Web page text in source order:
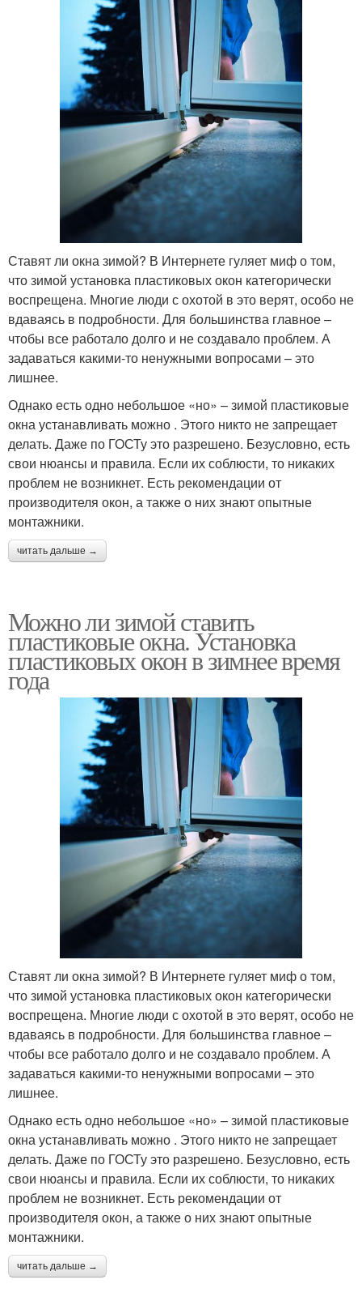
Ставят ли окна зимой? В Интернете гуляет миф о том,
что зимой установка пластиковых окон категорически
воспрещена. Многие люди с охотой в это верят, особо не
вдаваясь в подробности. Для большинства главное –
чтобы все работало долго и не создавало проблем. А
задаваться какими-то ненужными вопросами – это
лишнее.
Однако есть одно небольшое «но» – зимой пластиковые
окна устанавливать можно . Этого никто не запрещает
делать. Даже по ГОСТу это разрешено. Безусловно, есть
свои нюансы и правила. Если их соблюсти, то никаких
проблем не возникнет. Есть рекомендации от
производителя окон, а также о них знают опытные
монтажники.
читать дальше →
Можно ли зимой ставить
пластиковые окна. Установка
пластиковых окон в зимнее время
года
Ставят ли окна зимой? В Интернете гуляет миф о том,
что зимой установка пластиковых окон категорически
воспрещена. Многие люди с охотой в это верят, особо не
вдаваясь в подробности. Для большинства главное –
чтобы все работало долго и не создавало проблем. А
задаваться какими-то ненужными вопросами – это
лишнее.
Однако есть одно небольшое «но» – зимой пластиковые
окна устанавливать можно . Этого никто не запрещает
делать. Даже по ГОСТу это разрешено. Безусловно, есть
свои нюансы и правила. Если их соблюсти, то никаких
проблем не возникнет. Есть рекомендации от
производителя окон, а также о них знают опытные
монтажники.
читать дальше →